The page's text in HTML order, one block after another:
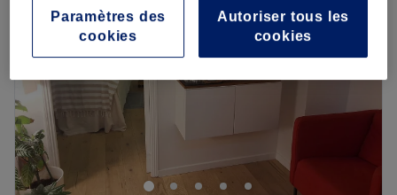
Jeudi
10:00–20:00
Vendredi
10:00–
Samedi
Idéalement situé dans le 12ᵉ arrondissement de Paris, tout
près du métro Dugommier, Top Nail est un bar à ongles
et institut de beauté à l'ambiance conviviale et
décontractée. L'équipe de professionnelles vous accueille
Autoriser tous les
cookies
Paramètres des
cookies